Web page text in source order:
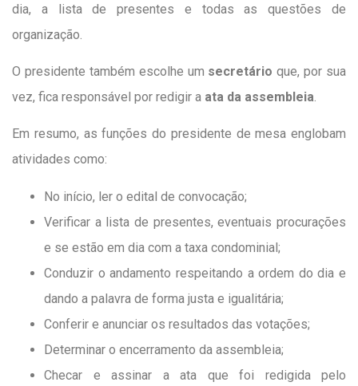
dia, a lista de presentes e todas as questões de
organização.
O presidente também escolhe um secretário que, por sua
vez, fica responsável por redigir a ata da assembleia.
Em resumo, as funções do presidente de mesa englobam
atividades como:
No início, ler o edital de convocação;
Verificar a lista de presentes, eventuais procurações
e se estão em dia com a taxa condominial;
Conduzir o andamento respeitando a ordem do dia e
dando a palavra de forma justa e igualitária;
Conferir e anunciar os resultados das votações;
Determinar o encerramento da assembleia;
Checar e assinar a ata que foi redigida pelo